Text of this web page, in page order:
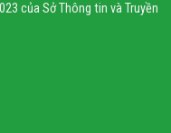
của Sở Thông tin và Truyền